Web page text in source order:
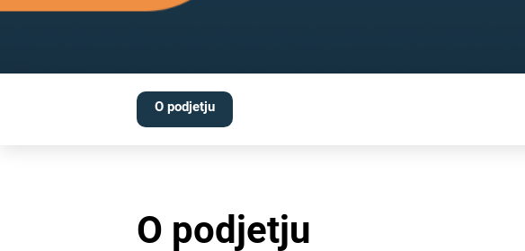
O podjetju
O podjetju